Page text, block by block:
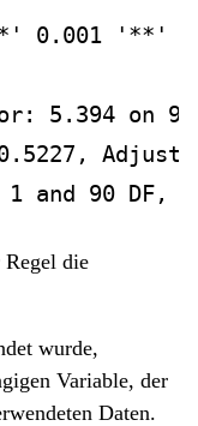
0.001
5.394 on
90 DF,  p-
Regel die
wurde,
Variable, der
Daten.